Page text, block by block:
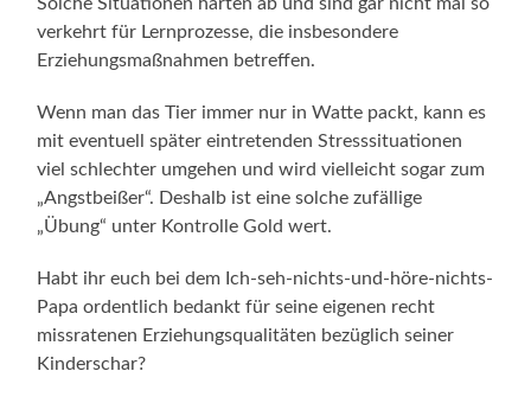
verkehrt für Lernprozesse, die insbesondere
Erziehungsmaßnahmen betreffen.
Wenn man das Tier immer nur in Watte packt, kann es
mit eventuell später eintretenden Stresssituationen
viel schlechter umgehen und wird vielleicht sogar zum
„Angstbeißer“. Deshalb ist eine solche zufällige
„Übung“ unter Kontrolle Gold wert.
Habt ihr euch bei dem Ich-seh-nichts-und-höre-nichts-
Papa ordentlich bedankt für seine eigenen recht
missratenen Erziehungsqualitäten bezüglich seiner
Kinderschar?